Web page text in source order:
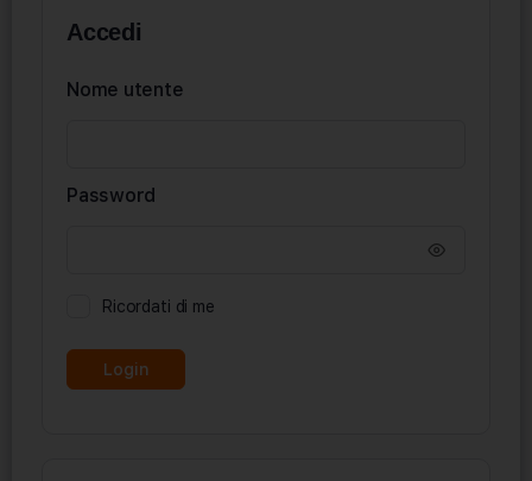
Accedi
Nome utente
Password
Ricordati di me